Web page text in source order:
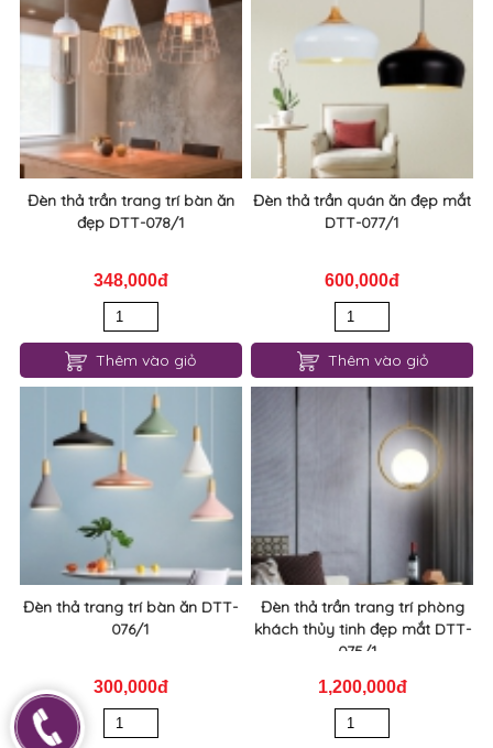
Đèn thả trần trang trí bàn ăn
đẹp DTT-078/1
348,000đ
Thêm vào giỏ
Đèn thả trần quán ăn đẹp mắt
DTT-077/1
600,000đ
Thêm vào giỏ
Đèn thả trang trí bàn ăn DTT-
076/1
300,000đ
Đèn thả trần trang trí phòng
khách thủy tinh đẹp mắt DTT-
075/1...
1,200,000đ